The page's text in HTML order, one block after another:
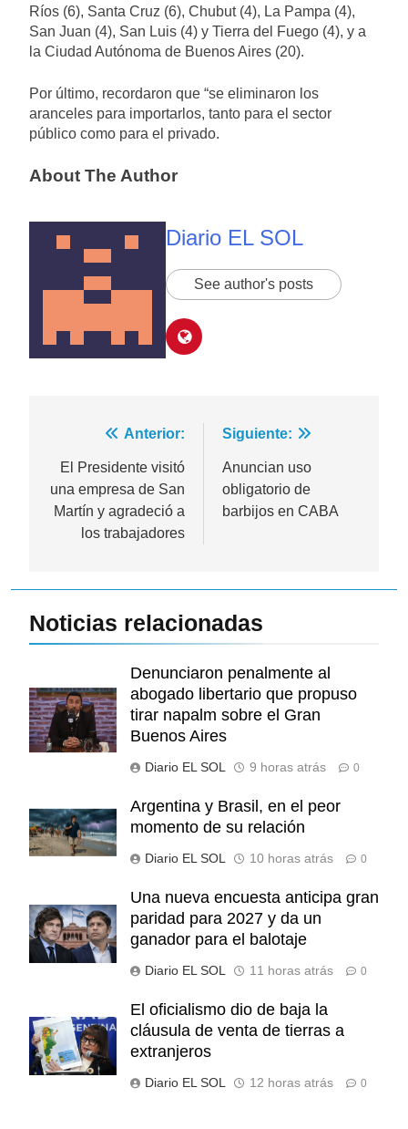
Ríos (6), Santa Cruz (6), Chubut (4), La Pampa (4),
San Juan (4), San Luis (4) y Tierra del Fuego (4), y a
la Ciudad Autónoma de Buenos Aires (20).
Por último, recordaron que “se eliminaron los
aranceles para importarlos, tanto para el sector
público como para el privado.
About The Author
Diario EL SOL
See author's posts
Navegación
de
entradas
Anterior:
El Presidente visitó
una empresa de San
Martín y agradeció a
los trabajadores
Siguiente:
Anuncian uso
obligatorio de
barbijos en CABA
Noticias relacionadas
Denunciaron penalmente al
abogado libertario que propuso
tirar napalm sobre el Gran
Buenos Aires
Diario EL SOL 9 horas atrás 0
Argentina y Brasil, en el peor
momento de su relación
Diario EL SOL 10 horas atrás 0
Una nueva encuesta anticipa gran
paridad para 2027 y da un
ganador para el balotaje
Diario EL SOL 11 horas atrás 0
El oficialismo dio de baja la
cláusula de venta de tierras a
extranjeros
Diario EL SOL 12 horas atrás 0